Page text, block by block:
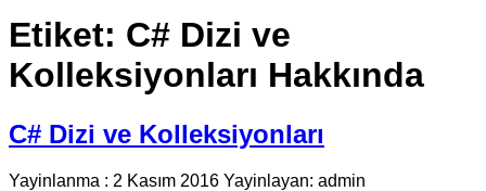
Etiket: C# Dizi ve
Kolleksiyonları Hakkında
C# Dizi ve Kolleksiyonları
Yayinlanma : 2 Kasım 2016 Yayinlayan: admin